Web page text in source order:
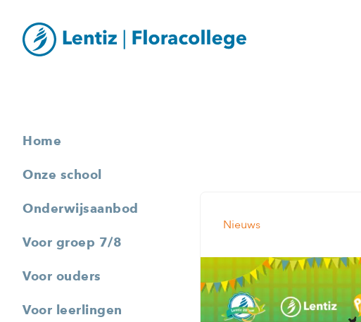
Home
Onze school
Onderwijsaanbod
Voor groep 7/8
Voor ouders
Voor leerlingen
Nieuws